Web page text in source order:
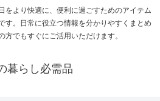
をより快適に、便利に過ごすためのアイテム
す。日常に役立つ情報を分かりやすくまとめ
方でもすぐにご活用いただけます。
暮らし必需品